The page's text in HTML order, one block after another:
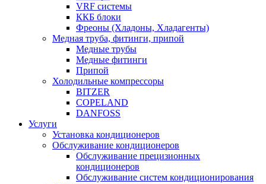
VRF системы
ККБ блоки
Фреоны (Хладоны, Хладагенты)
Медная труба, фитинги, припой
Медные трубы
Медные фитинги
Припой
Холодильные компрессоры
BITZER
COPELAND
DANFOSS
Услуги
Установка кондиционеров
Обслуживание кондиционеров
Обслуживание прецизионных
кондиционеров
Обслуживание систем кондиционирования